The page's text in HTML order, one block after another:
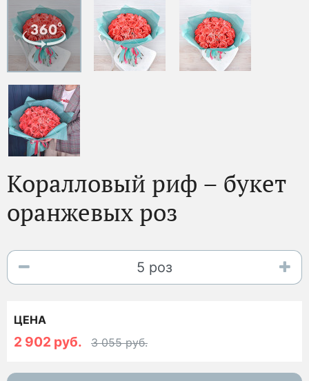
Коралловый риф – букет
оранжевых роз
ЦЕНА
2 902 руб. 3 055 руб.